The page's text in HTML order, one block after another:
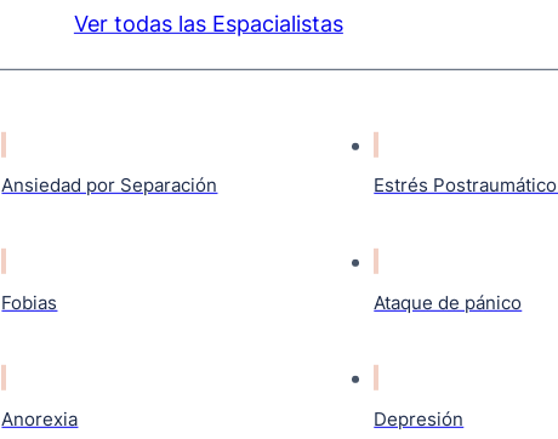
Ver todas las Espacialistas
Ansiedad por Separación Estrés Postraumático
Fobias Ataque de pánico
Anorexia Depresión